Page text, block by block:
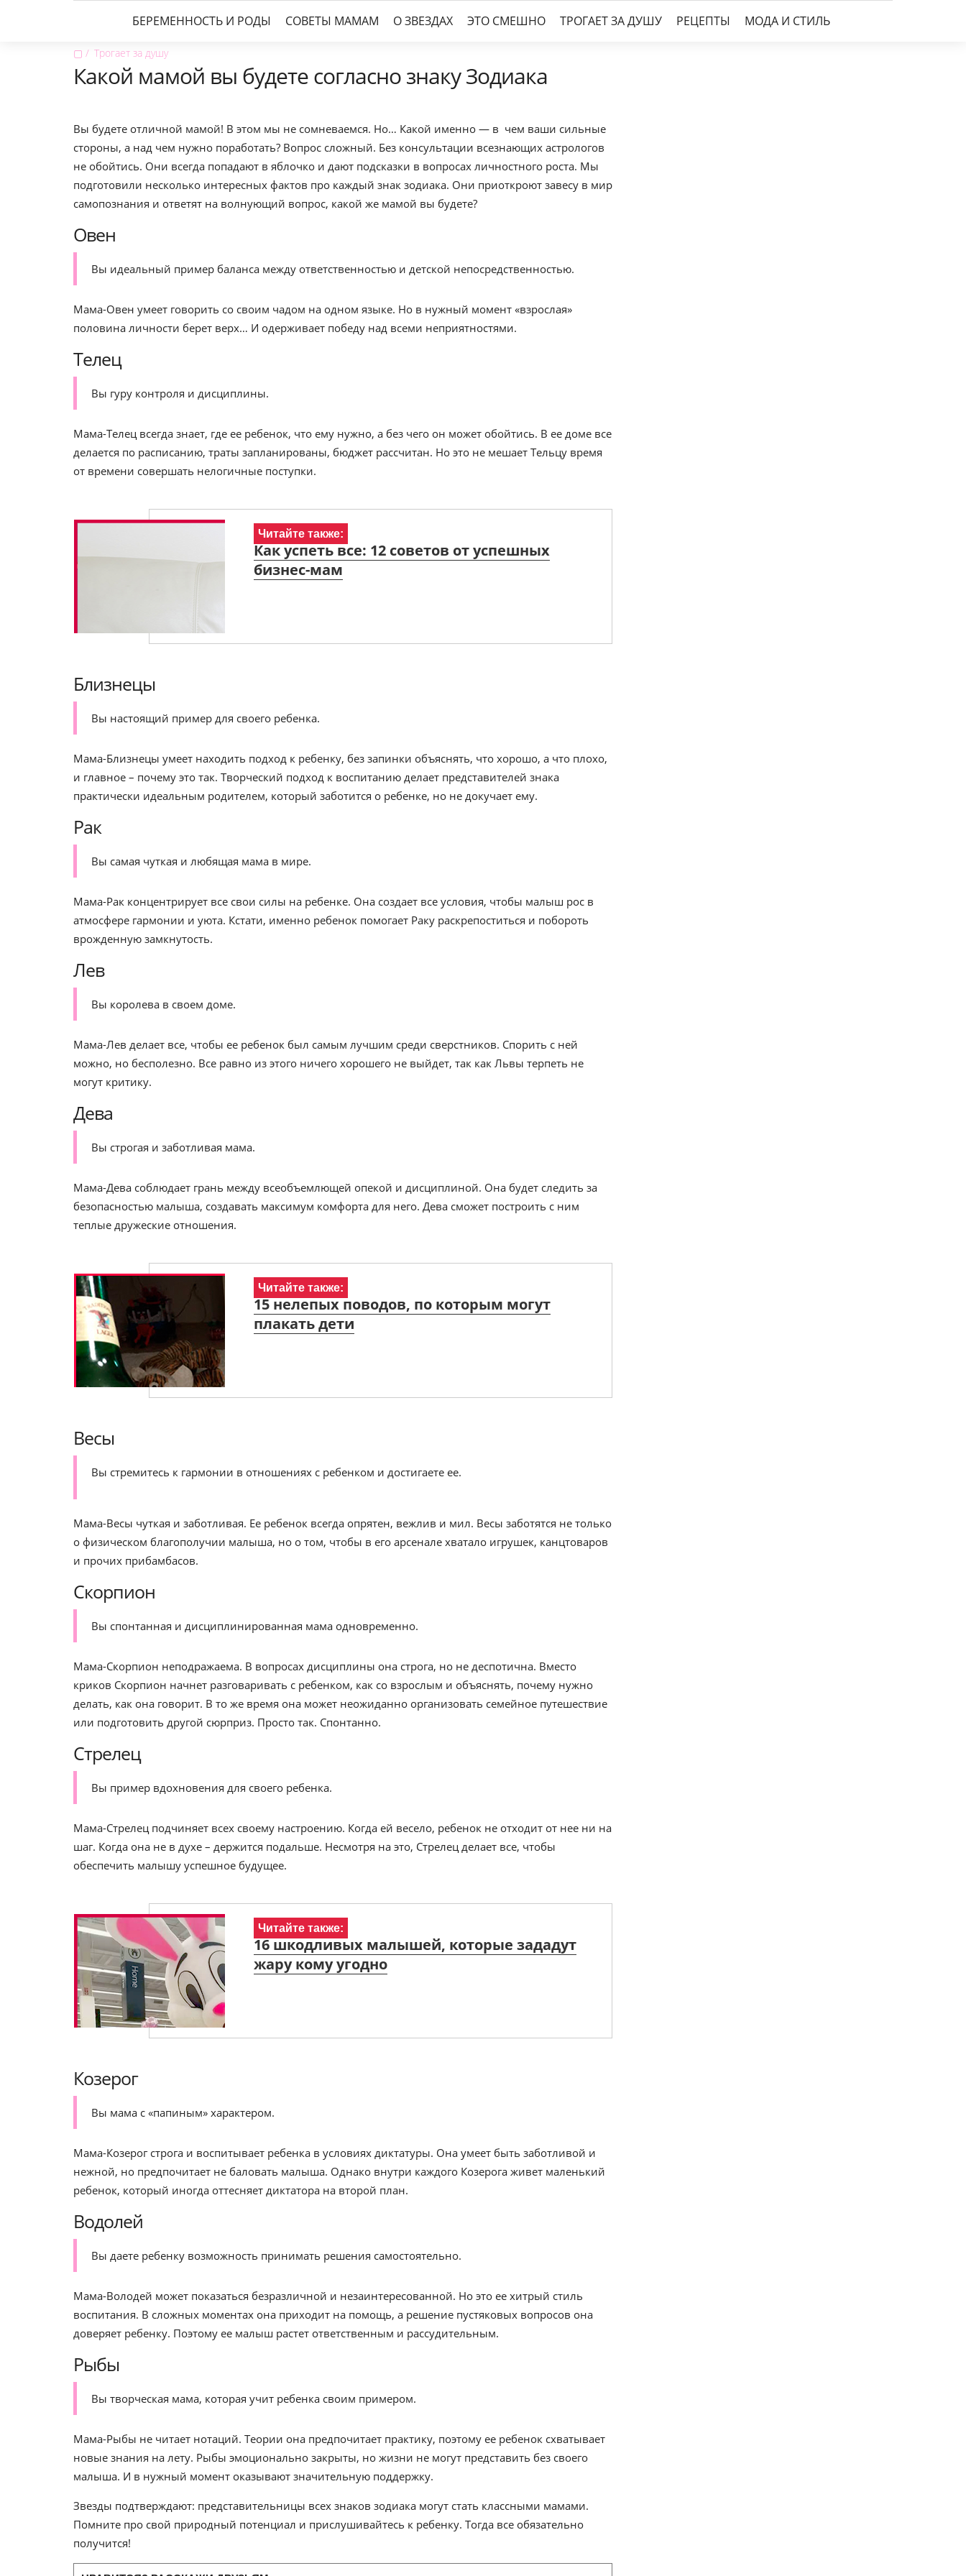
БЕРЕМЕННОСТЬ И РОДЫ СОВЕТЫ МАМАМ О ЗВЕЗДАХ ЭТО СМЕШНО ТРОГАЕТ ЗА ДУШУ РЕЦЕПТЫ МОДА И СТИЛЬ
▢ Трогает за душу
Какой мамой вы будете согласно знаку Зодиака
Вы будете отличной мамой! В этом мы не сомневаемся. Но… Какой именно — в чем ваши сильные
стороны, а над чем нужно поработать? Вопрос сложный. Без консультации всезнающих астрологов
не обойтись. Они всегда попадают в яблочко и дают подсказки в вопросах личностного роста. Мы
подготовили несколько интересных фактов про каждый знак зодиака. Они приоткроют завесу в мир
самопознания и ответят на волнующий вопрос, какой же мамой вы будете?
Овен
Вы идеальный пример баланса между ответственностью и детской непосредственностью.
Мама-Овен умеет говорить со своим чадом на одном языке. Но в нужный момент «взрослая»
половина личности берет верх… И одерживает победу над всеми неприятностями.
Телец
Вы гуру контроля и дисциплины.
Мама-Телец всегда знает, где ее ребенок, что ему нужно, а без чего он может обойтись. В ее доме все
делается по расписанию, траты запланированы, бюджет рассчитан. Но это не мешает Тельцу время
от времени совершать нелогичные поступки.
Читайте также:
Как успеть все: 12 советов от успешных
бизнес-мам
Близнецы
Вы настоящий пример для своего ребенка.
Мама-Близнецы умеет находить подход к ребенку, без запинки объяснять, что хорошо, а что плохо,
и главное – почему это так. Творческий подход к воспитанию делает представителей знака
практически идеальным родителем, который заботится о ребенке, но не докучает ему.
Рак
Вы самая чуткая и любящая мама в мире.
Мама-Рак концентрирует все свои силы на ребенке. Она создает все условия, чтобы малыш рос в
атмосфере гармонии и уюта. Кстати, именно ребенок помогает Раку раскрепоститься и побороть
врожденную замкнутость.
Лев
Вы королева в своем доме.
Мама-Лев делает все, чтобы ее ребенок был самым лучшим среди сверстников. Спорить с ней
можно, но бесполезно. Все равно из этого ничего хорошего не выйдет, так как Львы терпеть не
могут критику.
Дева
Вы строгая и заботливая мама.
Мама-Дева соблюдает грань между всеобъемлющей опекой и дисциплиной. Она будет следить за
безопасностью малыша, создавать максимум комфорта для него. Дева сможет построить с ним
теплые дружеские отношения.
Читайте также:
15 нелепых поводов, по которым могут
плакать дети
Весы
Вы стремитесь к гармонии в отношениях с ребенком и достигаете ее.
Мама-Весы чуткая и заботливая. Ее ребенок всегда опрятен, вежлив и мил. Весы заботятся не только
о физическом благополучии малыша, но о том, чтобы в его арсенале хватало игрушек, канцтоваров
и прочих прибамбасов.
Скорпион
Вы спонтанная и дисциплинированная мама одновременно.
Мама-Скорпион неподражаема. В вопросах дисциплины она строга, но не деспотична. Вместо
криков Скорпион начнет разговаривать с ребенком, как со взрослым и объяснять, почему нужно
делать, как она говорит. В то же время она может неожиданно организовать семейное путешествие
или подготовить другой сюрприз. Просто так. Спонтанно.
Стрелец
Вы пример вдохновения для своего ребенка.
Мама-Стрелец подчиняет всех своему настроению. Когда ей весело, ребенок не отходит от нее ни на
шаг. Когда она не в духе – держится подальше. Несмотря на это, Стрелец делает все, чтобы
обеспечить малышу успешное будущее.
Читайте также:
16 шкодливых малышей, которые зададут
жару кому угодно
Козерог
Вы мама с «папиным» характером.
Мама-Козерог строга и воспитывает ребенка в условиях диктатуры. Она умеет быть заботливой и
нежной, но предпочитает не баловать малыша. Однако внутри каждого Козерога живет маленький
ребенок, который иногда оттесняет диктатора на второй план.
Водолей
Вы даете ребенку возможность принимать решения самостоятельно.
Мама-Володей может показаться безразличной и незаинтересованной. Но это ее хитрый стиль
воспитания. В сложных моментах она приходит на помощь, а решение пустяковых вопросов она
доверяет ребенку. Поэтому ее малыш растет ответственным и рассудительным.
Рыбы
Вы творческая мама, которая учит ребенка своим примером.
Мама-Рыбы не читает нотаций. Теории она предпочитает практику, поэтому ее ребенок схватывает
новые знания на лету. Рыбы эмоционально закрыты, но жизни не могут представить без своего
малыша. И в нужный момент оказывают значительную поддержку.
Звезды подтверждают: представительницы всех знаков зодиака могут стать классными мамами.
Помните про свой природный потенциал и прислушивайтесь к ребенку. Тогда все обязательно
получится!